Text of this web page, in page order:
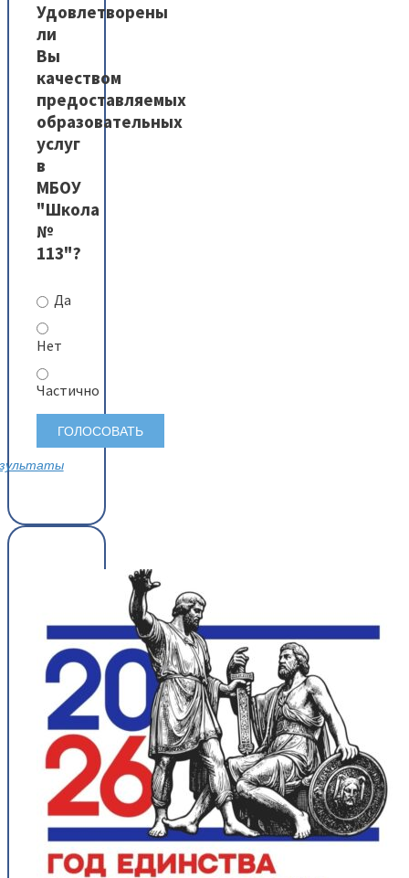
Удовлетворены
ли
Вы
качеством
предоставляемых
образовательных
услуг
в
МБОУ
"Школа
№
113"?
Да
Нет
Частично